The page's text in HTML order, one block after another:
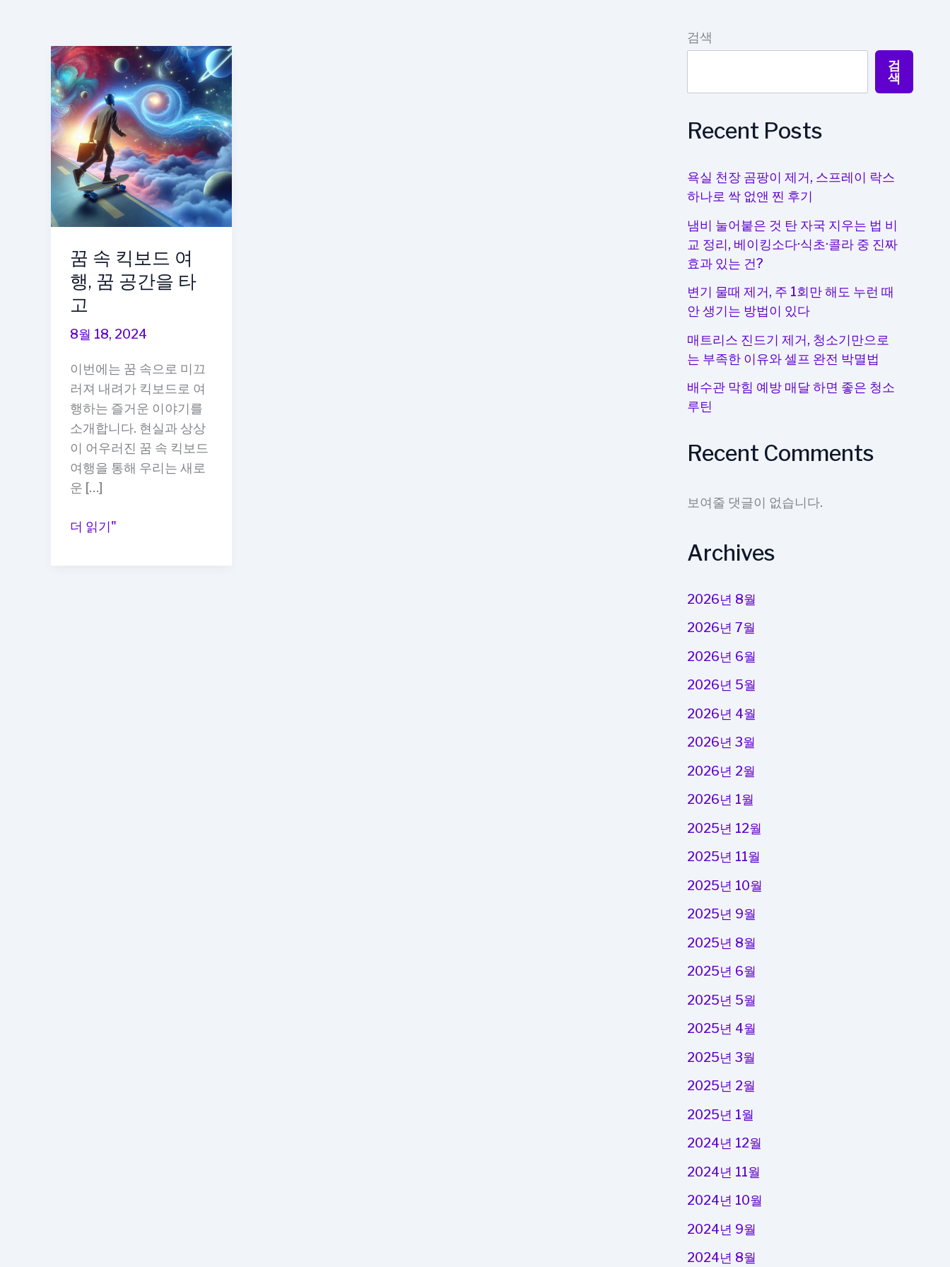
꿈 속 킥보드 여
행, 꿈 공간을 타
고
8월 18, 2024
이번에는 꿈 속으로 미끄
러져 내려가 킥보드로 여
행하는 즐거운 이야기를
소개합니다. 현실과 상상
이 어우러진 꿈 속 킥보드
여행을 통해 우리는 새로
운 […]
꿈
더 읽기"
검색
검
색
Recent Posts
욕실 천장 곰팡이 제거, 스프레이 락스
하나로 싹 없앤 찐 후기
냄비 눌어붙은 것 탄 자국 지우는 법 비
교 정리, 베이킹소다·식초·콜라 중 진짜
효과 있는 건?
변기 물때 제거, 주 1회만 해도 누런 때
안 생기는 방법이 있다
매트리스 진드기 제거, 청소기만으로
는 부족한 이유와 셀프 완전 박멸법
배수관 막힘 예방 매달 하면 좋은 청소
루틴
Recent Comments
보여줄 댓글이 없습니다.
Archives
2026년 8월
2026년 7월
2026년 6월
2026년 5월
2026년 4월
2026년 3월
2026년 2월
2026년 1월
2025년 12월
2025년 11월
2025년 10월
2025년 9월
2025년 8월
2025년 6월
2025년 5월
2025년 4월
2025년 3월
2025년 2월
2025년 1월
2024년 12월
2024년 11월
2024년 10월
2024년 9월
2024년 8월